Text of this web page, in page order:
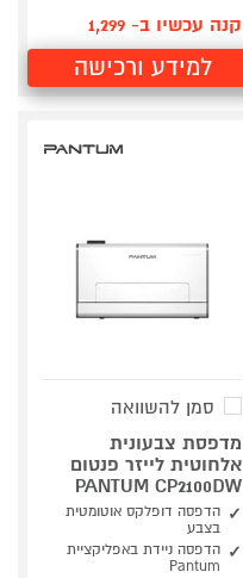
קנה עכשיו ב- 1,299
למידע ורכישה
סמן להשוואה
מדפסת צבעונית
אלחוטית לייזר פנטום
PANTUM CP2100DW
הדפסה דופלקס אוטומטית
בצבע
הדפסה ניידת באפליקציית
Pantum